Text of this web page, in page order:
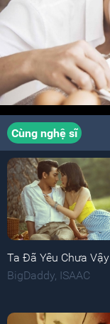
Cùng nghệ sĩ
Ta Đã Yêu Chưa Vậy
BigDaddy ISAAC